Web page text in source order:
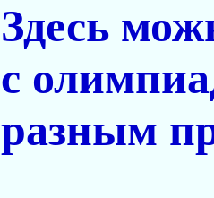
Здесь
с
разным